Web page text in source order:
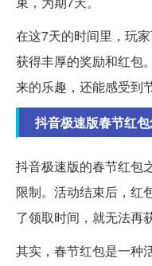
在这7天的时间里，玩
获得丰厚的奖励和红包
来的乐趣，还能感受到
抖音极速版春节红
抖音极速版的春节红包
限制。活动结束后，红
了领取时间，就无法再
其实，春节红包是一种